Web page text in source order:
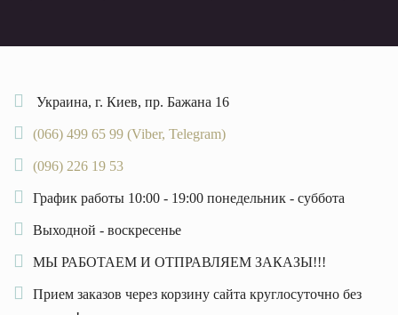
Украина, г. Киев, пр. Бажана 16
(066) 499 65 99 (Viber, Telegram)
(096) 226 19 53
График работы 10:00 - 19:00 понедельник - суббота
Выходной - воскресенье
МЫ РАБОТАЕМ И ОТПРАВЛЯЕМ ЗАКАЗЫ!!!
Прием заказов через корзину сайта круглосуточно без